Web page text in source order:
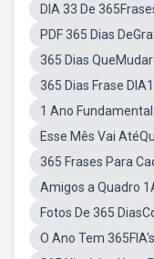
DIA 33 De
PDF 365 Dias
365 Dias
365 Dias Frase
1 Ano
Esse Mês Vai
365 Frases Para
Amigos a Quadro
Fotos De 365
O Ano Tem